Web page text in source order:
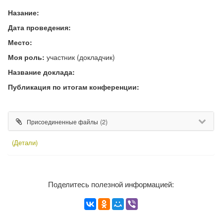
Назание:
Дата проведения:
Место:
Моя роль: участник (докладчик)
Название доклада:
Публикация по итогам конференции:
Присоединенные файлы (2)
(Детали)
Поделитесь полезной информацией: